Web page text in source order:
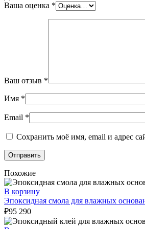
Ваша оценка *
Ваш отзыв *
Имя *
Email *
Сохранить моё имя, email и адрес
Похожие
В корзину
Эпоксидная смола для влажных
₽95 290